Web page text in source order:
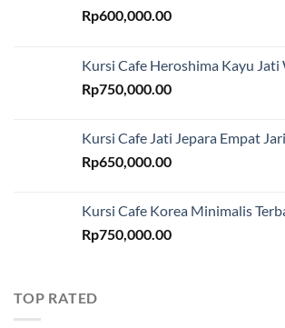
Rp600,000.00
Kursi Cafe Heroshima Kayu Jati
Rp750,000.00
Kursi Cafe Jati Jepara Empat Jari
Rp650,000.00
Kursi Cafe Korea Minimalis
Rp750,000.00
TOP RATED